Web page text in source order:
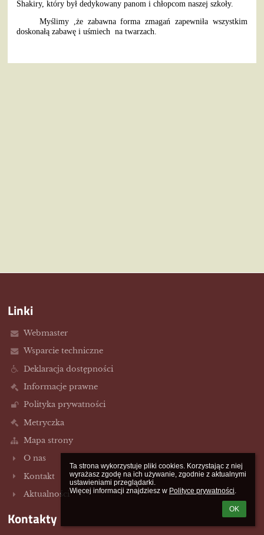
Ta strona wykorzystuje pliki cookies. Korzystając z niej
wyrażasz zgodę na ich używanie, zgodnie z aktualnymi
ustawieniami przeglądarki.
Więcej informacji znajdziesz w Polityce prywatności.
OK
Shakiry, który był dedykowany panom i chłopcom naszej szkoły.
Myślimy ,że zabawna forma zmagań zapewniła wszystkim
doskonałą zabawę i uśmiech na twarzach.
Linki
Webmaster
Wsparcie techniczne
Deklaracja dostępności
Informacje prawne
Polityka prywatności
Metryczka
Mapa strony
O nas
Kontakt
Aktualności
Kontakty